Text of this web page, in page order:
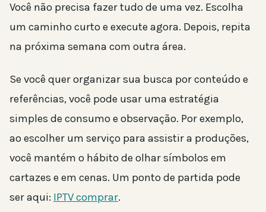
Você não precisa fazer tudo de uma vez. Escolha
um caminho curto e execute agora. Depois, repita
na próxima semana com outra área.
Se você quer organizar sua busca por conteúdo e
referências, você pode usar uma estratégia
simples de consumo e observação. Por exemplo,
ao escolher um serviço para assistir a produções,
você mantém o hábito de olhar símbolos em
cartazes e em cenas. Um ponto de partida pode
ser aqui: IPTV comprar.